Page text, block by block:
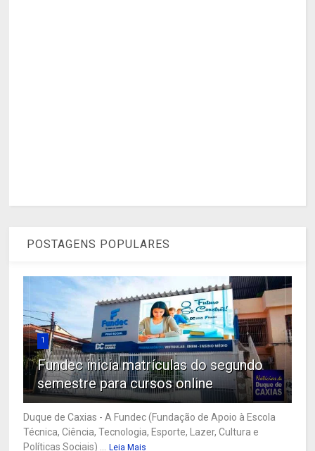
POSTAGENS POPULARES
1
Fundec inicia matrículas do segundo
semestre para cursos online
Duque de Caxias - A Fundec (Fundação de Apoio à Escola
Técnica, Ciência, Tecnologia, Esporte, Lazer, Cultura e
Políticas Sociais) ...
Leia Mais